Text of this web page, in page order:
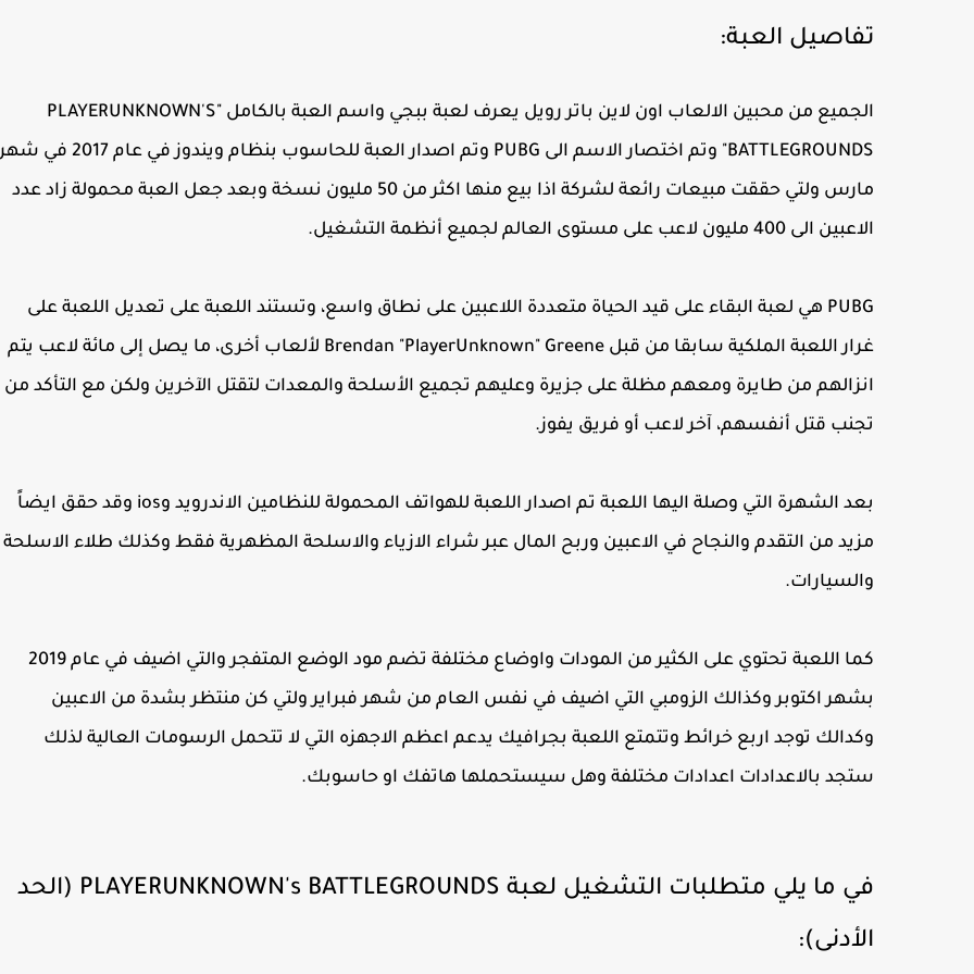
تفاصيل العبة:
الجميع من محبين الالعاب اون لاين باتر رويل يعرف لعبة ببجي واسم العبة بالكامل "PLAYERUNKNOWN'S
BATTLEGROUNDS" وتم اختصار الاسم الى PUBG وتم اصدار العبة للحاسوب بنظام ويندوز في عام 2017 في شهر
مارس ولتي حققت مبيعات رائعة لشركة اذا بيع منها اكثر من 50 مليون نسخة وبعد جعل العبة محمولة زاد عدد
الاعبين الى 400 مليون لاعب على مستوى العالم لجميع أنظمة التشغيل.
PUBG هي لعبة البقاء على قيد الحياة متعددة اللاعبين على نطاق واسع، وتستند اللعبة على تعديل اللعبة على
غرار اللعبة الملكية سابقا من قبل Brendan "PlayerUnknown" Greene لألعاب أخرى، ما يصل إلى مائة لاعب يتم
انزالهم من طايرة ومعهم مظلة على جزيرة وعليهم تجميع الأسلحة والمعدات لتقتل الآخرين ولكن مع التأكد من
تجنب قتل أنفسهم، آخر لاعب أو فريق يفوز.
بعد الشهرة التي وصلة اليها اللعبة تم اصدار اللعبة للهواتف المحمولة للنظامين الاندرويد وios وقد حقق ايضاً
مزيد من التقدم والنجاح في الاعبين وربح المال عبر شراء الازياء والاسلحة المظهرية فقط وكذلك طلاء الاسلحة
والسيارات.
كما اللعبة تحتوي على الكثير من المودات واوضاع مختلفة تضم مود الوضع المتفجر والتي اضيف في عام 2019
بشهر اكتوبر وكذالك الزومبي التي اضيف في نفس العام من شهر فبراير ولتي كن منتظر بشدة من الاعبين
وكدالك توجد اربع خرائط وتتمتع اللعبة بجرافيك يدعم اعظم الاجهزه التي لا تتحمل الرسومات العالية لذلك
ستجد بالاعدادات اعدادات مختلفة وهل سيستحملها هاتفك او حاسوبك.
في ما يلي متطلبات التشغيل لعبة PLAYERUNKNOWN's BATTLEGROUNDS (الحد
الأدنى):